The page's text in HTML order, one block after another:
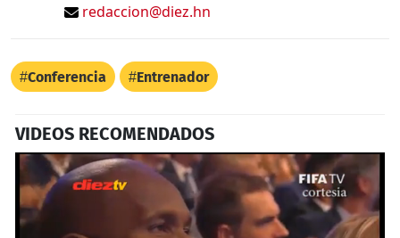
redaccion@diez.hn
Conferencia Entrenador
VIDEOS RECOMENDADOS